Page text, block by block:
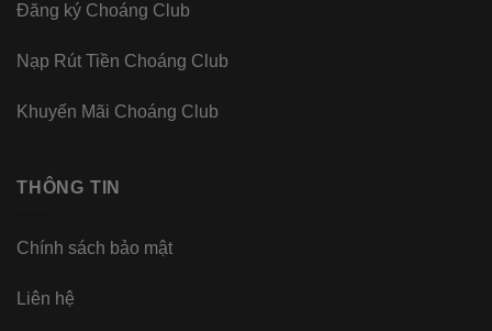
Đăng ký Choáng Club
Nạp Rút Tiền Choáng Club
Khuyến Mãi Choáng Club
THÔNG TIN
Chính sách bảo mật
Liên hệ